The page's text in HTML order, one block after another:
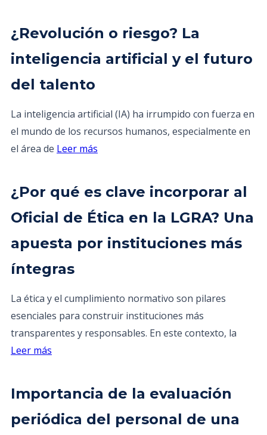
¿Revolución o riesgo? La
inteligencia artificial y el futuro
del talento
La inteligencia artificial (IA) ha irrumpido con fuerza en
el mundo de los recursos humanos, especialmente en
el área de Leer más
¿Por qué es clave incorporar al
Oficial de Ética en la LGRA? Una
apuesta por instituciones más
íntegras
La ética y el cumplimiento normativo son pilares
esenciales para construir instituciones más
transparentes y responsables. En este contexto, la
Leer más
Importancia de la evaluación
periódica del personal de una